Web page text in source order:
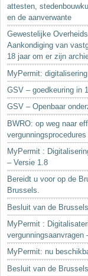
attesten,
en de aanverwante
Gewestelijke
Aankondiging van
18 jaar om er zijn
MyPermit:
GSV – goedkeuring in
GSV – Openbaar
BWRO: op weg naar
vergunningsprocedures
MyPermit :
– Versie 1.8
Bereidt u voor op de
Brussels.
Besluit van de
MyPermit :
vergunningsaanvragen
MyPermit: nu
Besluit van de